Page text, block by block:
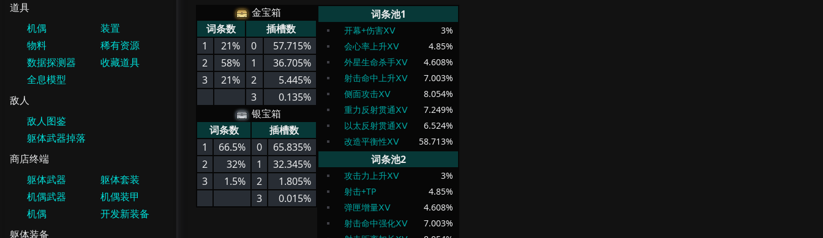
道具
机偶
装置
物料
稀有资源
数据探测器
收藏道具
全息模型
敌人
敌人图鉴
躯体武器掉落
商店终端
躯体武器
躯体套装
机偶武器
机偶装甲
机偶
开发新装备
躯体装备
金宝箱
词条数
插槽数
1
21% 0
57.715%
2
58% 1
36.705%
3
21% 2
5.445%
3
0.135%
银宝箱
词条数
插槽数
1
66.5% 0
65.835%
2
32% 1
32.345%
3
1.5% 2
1.805%
3
0.015%
词条池1
开幕+伤害ⅩⅤ 3%
会心率上升ⅩⅤ
4.85%
外星生命杀手ⅩⅤ
4.608%
射击命中上升ⅩⅤ
7.003%
侧面攻击ⅩⅤ
8.054%
重力反射贯通ⅩⅤ
7.249%
以太反射贯通ⅩⅤ
6.524%
改造平衡性ⅩⅤ
58.713%
词条池2
攻击力上升ⅩⅤ 3%
射击+TP
4.85%
弹匣增量ⅩⅤ
4.608%
射击命中强化ⅩⅤ
7.003%